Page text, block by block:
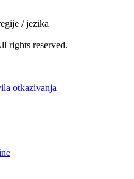
/ jezika
rights reserved.
otkazivanja